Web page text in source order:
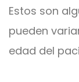
Estos son
pueden
edad del